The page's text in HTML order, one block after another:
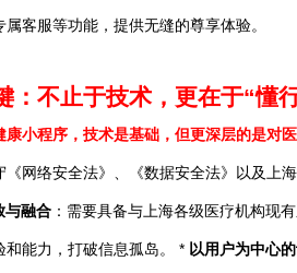
客服等功能，提供无缝的尊享体验。
：不止于技术，更在于“懂
康小程序，技术是基础，但更深层的是对
《网络安全法》、《数据安全法》以及上
与融合 ：需要具备与上海各级医疗机构现
和能力，打破信息孤岛。 * 以用户为中心